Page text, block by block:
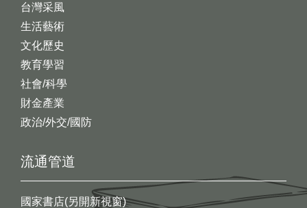
台灣采風
生活藝術
文化歷史
教育學習
社會/科學
財金產業
政治/外交/國防
流通管道
國家書店(另開新視窗)